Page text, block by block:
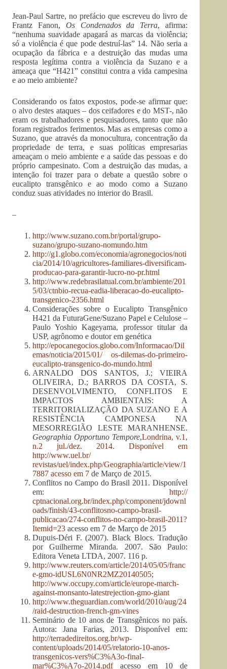
Jean-Paul Sartre, no prefácio que escreveu do livro de
Frantz Fanon, Os Condenados da Terra, afirma:
“nenhuma suavidade apagará as marcas da violência;
só a violência é que pode destruí-las” 14. Não seria a
ocupação da fábrica e a destruição das mudas uma
resposta legítima contra a violência da Suzano e a
ameaça que “H421” constitui contra a vida campesina
e ao meio ambiente?
Considerando os fatos expostos, pode-se afirmar que:
o alvo destes ataques – dos ceifadores e do MST-, não
eram os trabalhadores e pesquisadores, tanto que não
foram registrados ferimentos. Mas as empresas como a
Suzano, que através da monocultura, concentração da
propriedade de terra, e suas políticas empresarias
ameaçam o meio ambiente e a saúde das pessoas e do
próprio campesinato. Com a destruição das mudas, a
intenção foi trazer para o debate a questão sobre o
eucalipto transgênico e ao modo como a Suzano
conduz suas atividades no interior do Brasil.
–
http://www.suzano.com.br/portal/grupo-
suzano/grupo-suzano-nomundo.htm
http://g1.globo.com/economia/agronegocios/noti
cia/2014/10/agricultores-familiares-diversificam-
producao-para-garantir-lucro-no-pr.html
http://www.redebrasilatual.com.br/ambiente/201
5/03/ctnbio-recua-eadia-liberacao-do-eucalipto-
transgenico-2356.html
Considerações sobre o Eucalipto Transgênico
H421 da FuturaGene/Suzano Papel e Celulose –
Paulo Yoshio Kageyama, professor titular da
USP, agrônomo e doutor em genética
http://epocanegocios.globo.com/Informacao/Dil
emas/noticia/2015/01/ os-dilemas-do-primeiro-
eucalipto-transgenico-do-mundo.html
ARNALDO DOS SANTOS, J.; VIEIRA
OLIVEIRA, D.; BARROS DA COSTA, S.
DESENVOLVIMENTO, CONFLITOS E
IMPACTOS AMBIENTAIS: A
TERRITORIALIZAÇÃO DA SUZANO E A
RESISTÊNCIA CAMPONESA NA
MESORREGIÃO LESTE MARANHENSE.
Geographia Opportuno Tempore,Londrina, v.1,
n.2 jul./dez. 2014. Disponível em
http://www.uel.br/
revistas/uel/index.php/Geographia/article/view/1
7887 acesso em 7 de Março de 2015.
Conflitos no Campo do Brasil 2011. Disponível
em:http://
cptnacional.org.br/index.php/component/jdownl
oads/finish/43-conflitosno-campo-brasil-
publicacao/274-conflitos-no-campo-brasil-2011?
Itemid=23 acesso em 7 de Março de 2015
Dupuis-Déri F. (2007). Black Blocs. Tradução
por Guilherme Miranda. 2007. São Paulo:
Editora Veneta LTDA, 2007. 116 p.
http://www.reuters.com/article/2014/05/05/franc
e-gmo-idUSL6N0NR2MZ20140505;
http://www.occupy.com/article/europe-march-
against-monsanto-latestrejection-gmo-giant
http://www.theguardian.com/world/2010/aug/24
/raid-destruction-french-gm-vines
Seminário de 10 anos de Transgênicos no país.
Autora: Jana Farias, 2013. Disponível em:
http://terradedireitos.org.br/wp-
content/uploads/2014/05/relatorio-10-anos-
transgenicos-vers%C3%A3o-final-
mar%C3%A7o-2014.pdfacesso em 10 de